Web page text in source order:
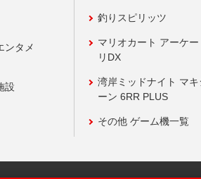
ンタメ
設
釣りスピリッツ
マリオカート アーケ
リDX
湾岸ミッドナイト マキ
ーン 6RR PLUS
その他 ゲーム機一覧